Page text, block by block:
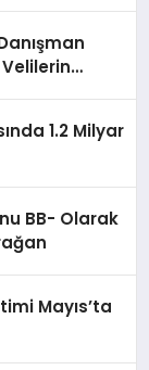
1.2 Milyar
BB- Olarak
Mayıs’ta